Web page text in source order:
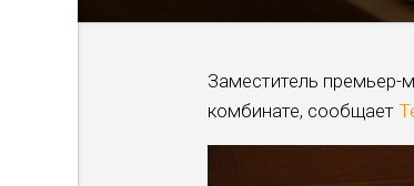
Заместитель
комбинате, сообщает